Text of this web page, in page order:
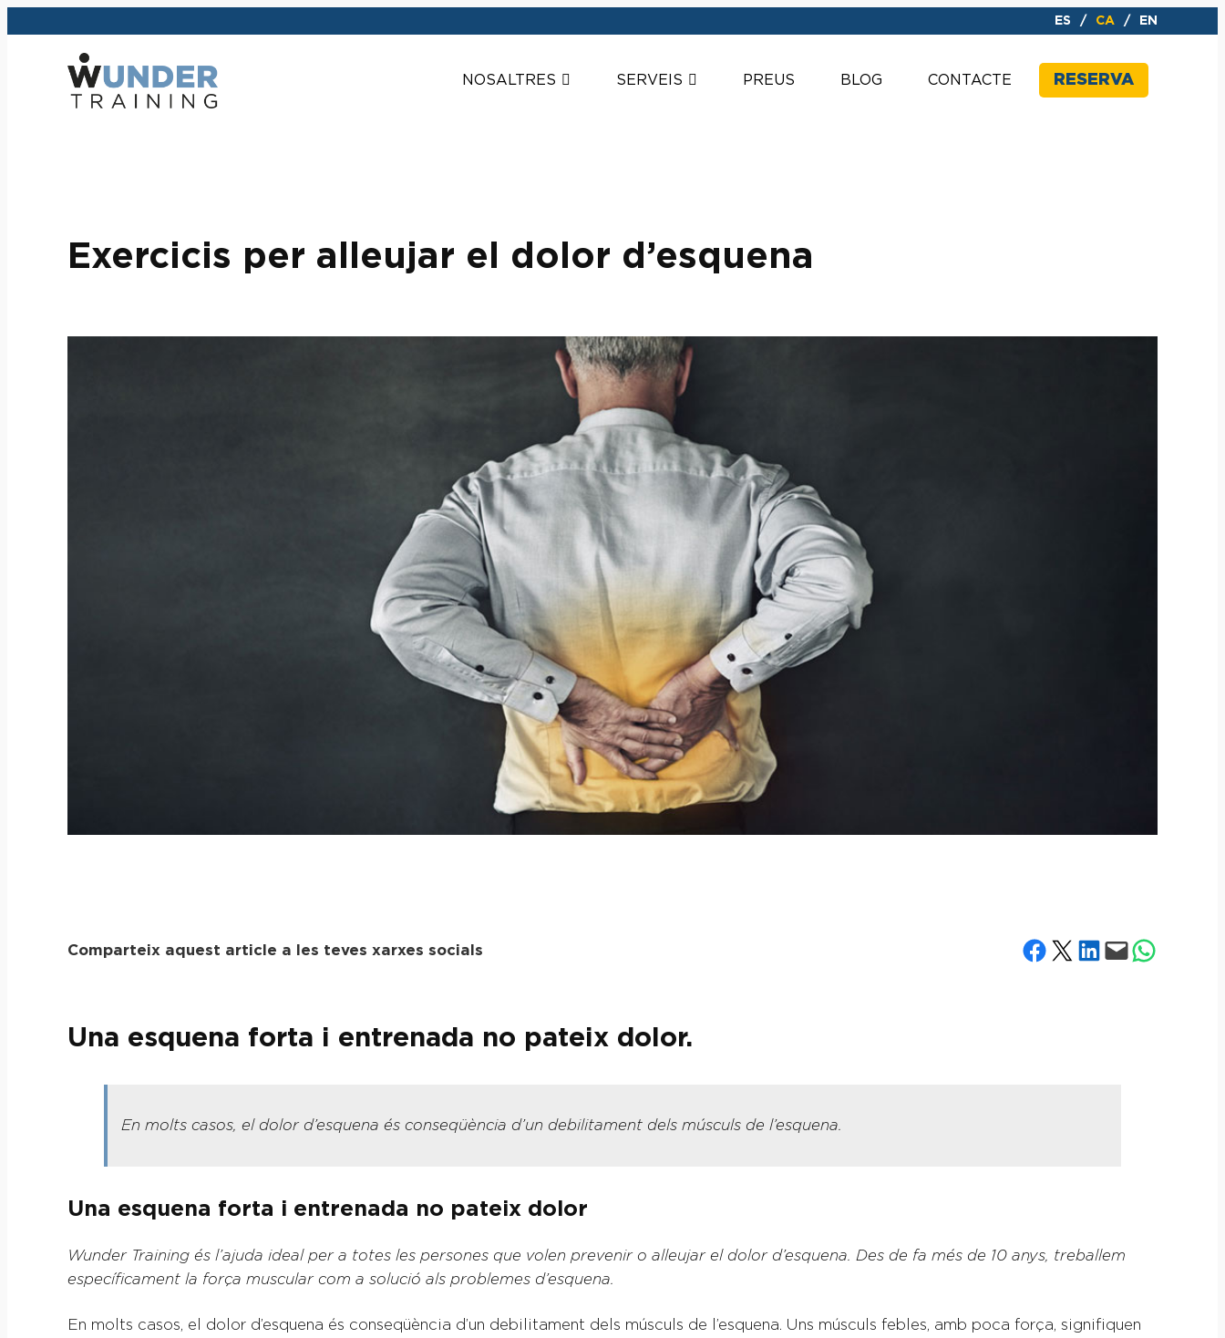
contingut
ES CA EN
NOSALTRES SERVEIS PREUS BLOG CONTACTE RESERVA
Exercicis per alleujar el dolor d’esquena
Comparteix aquest article a les teves xarxes socials Share on Facebook
Share on X Share on LinkedIn
Email this PageShare on
Una esquena forta i entrenada no pateix dolor.
En molts casos, el dolor d’esquena és conseqüència d’un debilitament dels músculs de l’esquena.
Una esquena forta i entrenada no pateix dolor
Wunder Training és l’ajuda ideal per a totes les persones que volen prevenir o alleujar el dolor d’esquena. Des de fa més de 10 anys, treballem
específicament la força muscular com a solució als problemes d’esquena.
En molts casos, el dolor d’esquena és conseqüència d’un debilitament dels músculs de l’esquena. Uns músculs febles, amb poca força, signifiquen